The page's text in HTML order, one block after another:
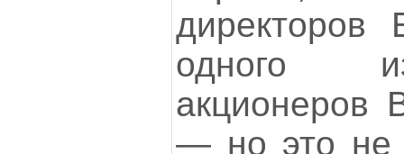
директоров
одного
акционеров
— но это не